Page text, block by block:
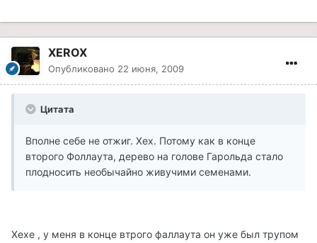
XEROX
Опубликовано 22 июня, 2009
Цитата
Вполне себе не отжиг. Хех. Потому как в конце
второго Фоллаута, дерево на голове Гарольда стало
плодносить необычайно живучими семенами.
Хехе , у меня в конце втрого фаллаута он уже был трупом